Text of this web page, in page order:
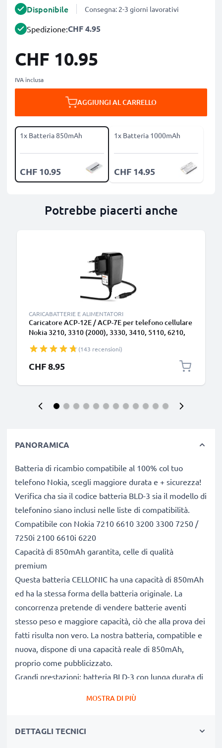
Disponibile Consegna: 2-3 giorni lavorativi
Spedizione:CHF 4.95
CHF 10.95
IVA inclusa
AGGIUNGI AL CARRELLO
1x Batteria 850mAh
CHF 10.95
1x Batteria 1000mAh
CHF 14.95
Potrebbe piacerti anche
CARICABATTERIE E ALIMENTATORI
Caricatore ACP-12E / ACP-7E per telefono cellulare
Nokia 3210, 3310 (2000), 3330, 3410, 5110, 6210,
caricabatteria di smartphone per un'alimentazione
elettrica 2.5W 0.5A / 500mA efficiente & sicura
(143 recensioni)
CHF 8.95
PANORAMICA
Batteria di ricambio compatibile al 100% col tuo
telefono Nokia, scegli maggiore durata e + sicurezza!
Verifica cha sia il codice batteria BLD-3 sia il modello di
telefonino siano inclusi nelle liste di compatibilità.
Compatibile con Nokia 7210 6610 3200 3300 7250 /
7250i 2100 6610i 6220
Capacità di 850mAh garantita, celle di qualità
premium
Questa batteria CELLONIC ha una capacità di 850mAh
ed ha la stessa forma della batteria originale. La
concorrenza pretende di vendere batterie aventi
stesso peso e maggiore capacità, ciò che alla prova dei
fatti risulta non vero. La nostra batteria, compatible e
nuova, dispone di una capacità reale di 850mAh,
proprio come pubblicizzato.
Grandi prestazioni: batteria BLD-3 con lunga durata di
potenza & autonomia. Le prestazioni eguagliano o
MOSTRA DI PIÙ
DETTAGLI TECNICI